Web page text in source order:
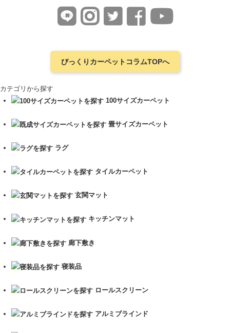
びっくりカーペットコラムTOPへ
カテゴリから探す
100サイズカーペット
畳サイズカーペット
ラグ
タイルカーペット
玄関マット
キッチンマット
廊下敷き
寝装品
ロールスクリーン
アルミブラインド